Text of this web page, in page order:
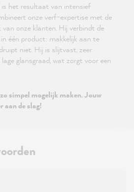
is het resultaat van intensief
onze verf-expertise met de
van onze klanten. Hij verbindt de
één product: makkelijk aan te
niet. Hij is slijtvast, zeer
glansgraad, wat zorgt voor een
simpel mogelijk maken. Jouw
aan de slag!